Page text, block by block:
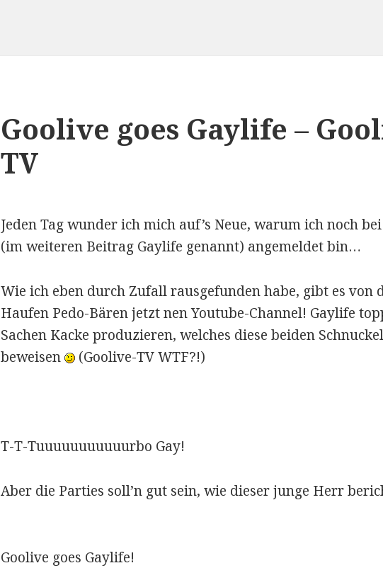
Goolive goes Gaylife –
TV
Jeden Tag wunder ich mich auf’s Neue, warum ich noch
(im weiteren Beitrag Gaylife genannt) angemeldet bin…
Wie ich eben durch Zufall rausgefunden habe, gibt es von
Haufen Pedo-Bären jetzt nen Youtube-Channel! Gaylife
Sachen Kacke produzieren, welches diese beiden
beweisen
(Goolive-TV WTF?!)
T-T-Tuuuuuuuuuuurbo Gay!
Aber die Parties soll’n gut sein, wie dieser junge Herr
Goolive goes Gaylife!